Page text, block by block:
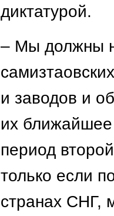
диктатурой.
– Мы должны
и заводов и
их
период
только если
странах СНГ,